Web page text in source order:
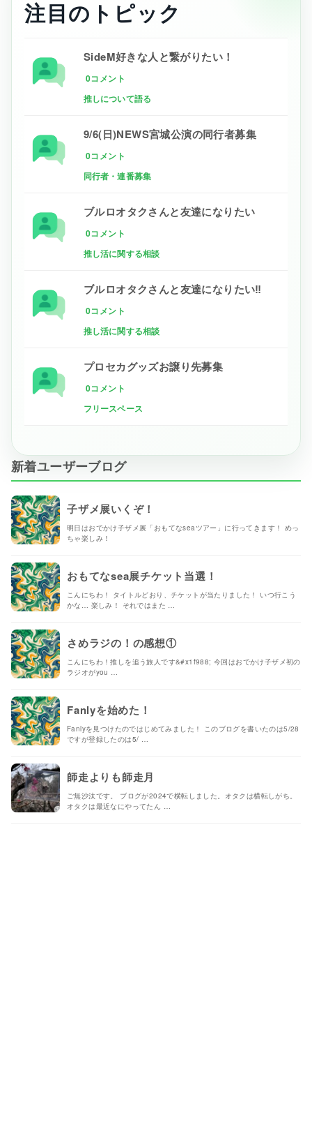
注目のトピック
SideM好きな人と繋がりたい！
0コメント
推しについて語る
9/6(日)NEWS宮城公演の同行者募集
0コメント
同行者・連番募集
ブルロオタクさんと友達になりたい
0コメント
推し活に関する相談
ブルロオタクさんと友達になりたい‼
0コメント
推し活に関する相談
プロセカグッズお譲り先募集
0コメント
フリースペース
新着ユーザーブログ
子ザメ展いくぞ！
明日はおでかけ子ザメ展「おもてなseaツアー」に行ってきます！ めっ
ちゃ楽しみ！
おもてなsea展チケット当選！
こんにちわ！ タイトルどおり、チケットが当たりました！ いつ行こう
かな… 楽しみ！ それではまた …
さめラジの！の感想①
こんにちわ！推しを追う旅人です&#x1f988; 今回はおでかけ子ザメ初の
ラジオがyou …
Fanlyを始めた！
Fanlyを見つけたのではじめてみました！ このブログを書いたのは5/28
ですが登録したのは5/ …
師走よりも師走月
ご無沙汰です。 ブログが2024で横転しました。オタクは横転しがち。
オタクは最近なにやってたん …